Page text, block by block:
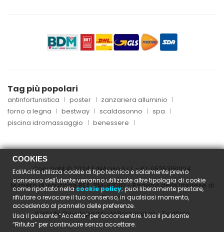
Tag più popolari
antinfortunistica poster
zanzariera alluminio
forno a legna
bestway scaldasonno
spa
piscina idromassaggio
benessere
Copyright © 2024 EdilAcilia S.r.l. - P.I.05253151004
Numero di iscrizione REA: RM-870112 - Registro delle Imprese di
Roma
Website Developed by M.Borzacchini - TestSide
COOKIES
EdilAcilia utilizza cookie di tipo tecnico e solamente previo
consenso dell'utente verranno utilizzate altre tipologia di cookie
come riportato nellacookie policy; puoi liberamente prestare,
rifiutare o revocare il tuo consenso, in qualsiasi momento,
accedendo al pannello delle preferenze.
Usa il pulsante “Accetta” per acconsentire. Usa il pulsante
“Rifiuta” per continuare senza accettare.